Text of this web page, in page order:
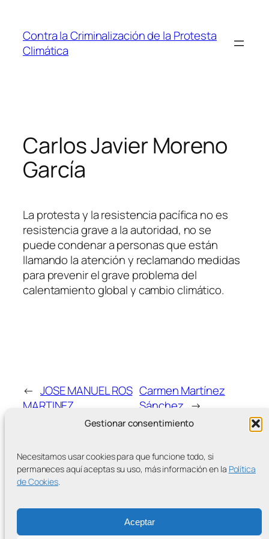
Gestionar consentimiento
Necesitamos usar cookies para que funcione todo, si
permaneces aquí aceptas su uso, más información en la Política
de Cookies.
Aceptar
contenido
Contra la Criminalización de la Protesta
Climática
Carlos Javier Moreno
García
La protesta y la resistencia pacífica no es
resistencia grave a la autoridad, no se
puede condenar a personas que están
llamando la atención y reclamando medidas
para prevenir el grave problema del
calentamiento global y cambio climático.
← JOSE MANUEL ROS
MARTINEZ
Carmen Martínez
Sánchez →